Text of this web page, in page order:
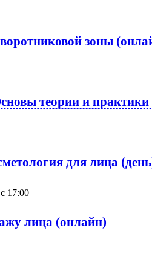
зоны
теории и
для лица
17:00
лица (онлайн)